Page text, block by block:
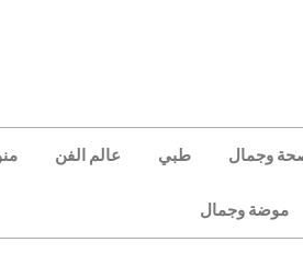
وجمال طبي عالم الفن
موضة وجمال